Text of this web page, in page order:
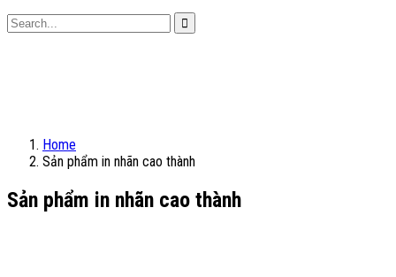
Home
Sản phẩm in nhãn cao thành
Sản phẩm in nhãn cao thành